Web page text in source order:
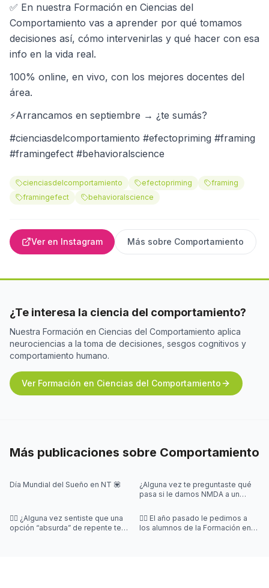
✅ En nuestra Formación en Ciencias del
Comportamiento vas a aprender por qué tomamos
decisiones así, cómo intervenirlas y qué hacer con esa
info en la vida real.
100% online, en vivo, con los mejores docentes del
área.
⚡Arrancamos en septiembre → ¿te sumás?
#cienciasdelcomportamiento #efectopriming #framing
#framingefect #behavioralscience
cienciasdelcomportamiento efectopriming
framing
framingefect
behavioralscience
Ver en Instagram Más sobre Comportamiento
¿Te interesa la ciencia del comportamiento?
Nuestra Formación en Ciencias del Comportamiento aplica
neurociencias a la toma de decisiones, sesgos cognitivos y
comportamiento humano.
Ver Formación en Ciencias del Comportamiento
Más publicaciones sobre Comportamiento
Día Mundial del Sueño en NT 💟
¿Alguna vez te preguntaste qué
pasa si le damos NMDA a un
😵‍💫 ¿Alguna vez sentiste que una
opción “absurda” de repente te
👉🏼 El año pasado le pedimos a
los alumnos de la Formación en